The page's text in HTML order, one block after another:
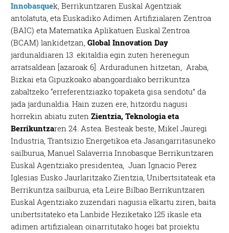
Innobasquek, Berrikuntzaren Euskal Agentziak
antolatuta, eta Euskadiko Adimen Artifizialaren Zentroa
(BAIC) eta Matematika Aplikatuen Euskal Zentroa
(BCAM) lankidetzan, Global Innovation Day
jardunaldiaren 13. ekitaldia egin zuten herenegun
arratsaldean [azaroak 6]. Arduradunen hitzetan, Araba,
Bizkai eta Gipuzkoako abangoardiako berrikuntza
zabaltzeko “erreferentziazko topaketa gisa sendotu” da
jada jardunaldia. Hain zuzen ere, hitzordu nagusi
horrekin abiatu zutenZientzia, Teknologia eta
Berrikuntzaren 24. Astea. Besteak beste, Mikel Jauregi
Industria, Trantsizio Energetikoa eta Jasangarritasuneko
sailburua, Manuel Salaverria Innobasque Berrikuntzaren
Euskal Agentziako presidentea, Juan Ignacio Perez
Iglesias Eusko Jaurlaritzako Zientzia, Unibertsitateak eta
Berrikuntza sailburua, eta Leire Bilbao Berrikuntzaren
Euskal Agentziako zuzendari nagusia elkartu ziren, baita
unibertsitateko eta Lanbide Heziketako 125 ikasle eta
adimen artifizialean oinarritutako hogei bat proiektu